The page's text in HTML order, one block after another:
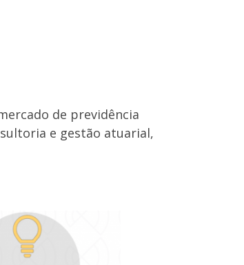
de previdência
e gestão atuarial,